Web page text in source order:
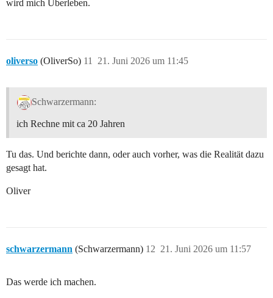
wird mich Überleben.
oliverso (OliverSo) 21. Juni 2026 um 11:45
11
Schwarzermann:
ich Rechne mit ca 20 Jahren
Tu das. Und berichte dann, oder auch vorher, was die Realität dazu
gesagt hat.
Oliver
schwarzermann (Schwarzermann) 21. Juni 2026 um 11:57
12
Das werde ich machen.